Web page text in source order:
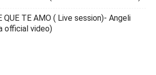
QUE TE AMO ( Live session)- Angeli
official video)